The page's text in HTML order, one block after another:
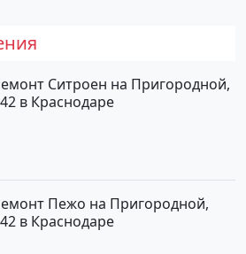
Ситроен на Пригородной,
в Краснодаре
Пежо на Пригородной,
в Краснодаре